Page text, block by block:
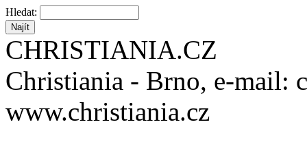
Hledat:
CHRISTIANIA.CZ
Christiania - Brno, e-mail:
www.christiania.cz